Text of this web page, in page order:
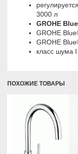
3000 л
GROHE
GROHE
GROHE
класс шума
ПОХОЖИЕ ТОВАРЫ